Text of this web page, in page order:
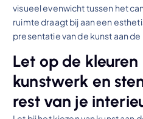
visueel evenwicht tussen het
ruimte draagt bij aan een
presentatie van de kunst aan de
Let op de kleuren
kunstwerk en
rest van je